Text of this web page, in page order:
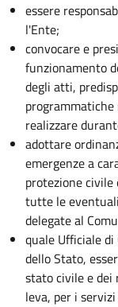
essere
l'Ente;
convocare e
funzionamento
degli atti,
realizzare
adottare
emergenze a
protezione
tutte le
delegate al
quale Ufficiale
dello Stato,
stato civile e dei
leva, per i